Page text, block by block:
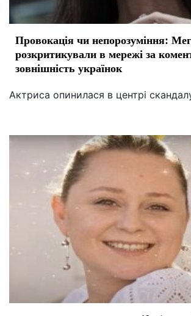
Провокація чи непорозуміння:
розкритикували в мережі за
зовнішність українок
Актриса опинилася в центрі